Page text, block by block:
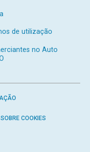
de utilização
no Auto
SOBRE COOKIES